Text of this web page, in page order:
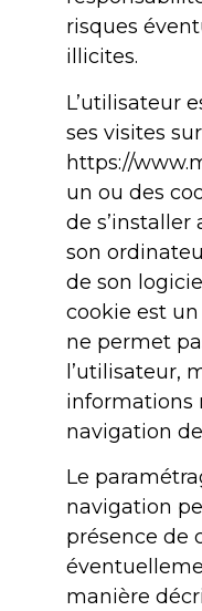
risques
illicites.
L’utilisateur
ses visites
https://
un ou des
de
son
de son
cookie est
ne permet
l’utilisateur,
informations
navigation
Le
navigation
présence de
manière